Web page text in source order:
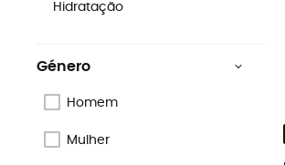
Hidratação
Género
Homem
Mulher